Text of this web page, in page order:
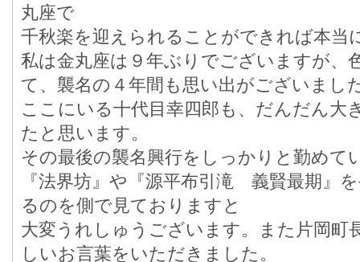
丸座で
千秋楽を迎えられることができれば本当
私は金丸座は９年ぶりでございますが、
て、襲名の４年間も思い出がございまし
ここにいる十代目幸四郎も、だんだん大
たと思います。
その最後の襲名興行をしっかりと勤めて
『法界坊』や『源平布引滝 義賢最期』
るのを側で見ておりますと
大変うれしゅうございます。また片岡町
しいお言葉をいただきました。